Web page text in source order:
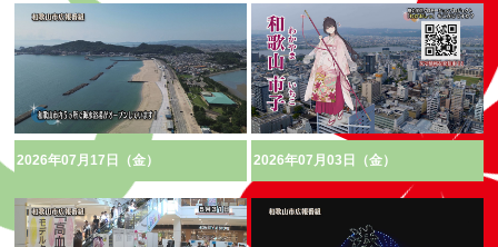
2026年07月17日（金） 2026年07月03日（金）